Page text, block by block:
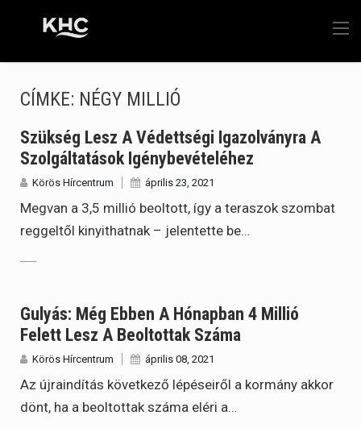
CÍMKE: NÉGY MILLIÓ
Szükség Lesz A Védettségi Igazolványra A
Szolgáltatások Igénybevételéhez
Körös Hírcentrum április 23, 2021
Megvan a 3,5 millió beoltott, így a teraszok szombat
reggeltől kinyithatnak – jelentette be…
Gulyás: Még Ebben A Hónapban 4 Millió
Felett Lesz A Beoltottak Száma
Körös Hírcentrum április 08, 2021
Az újraindítás következő lépéseiről a kormány akkor
dönt, ha a beoltottak száma eléri a…